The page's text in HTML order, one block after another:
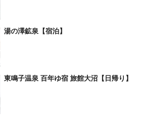
湯の澤鉱泉【宿泊】
東鳴子温泉 百年ゆ宿 旅館大沼【日帰り】